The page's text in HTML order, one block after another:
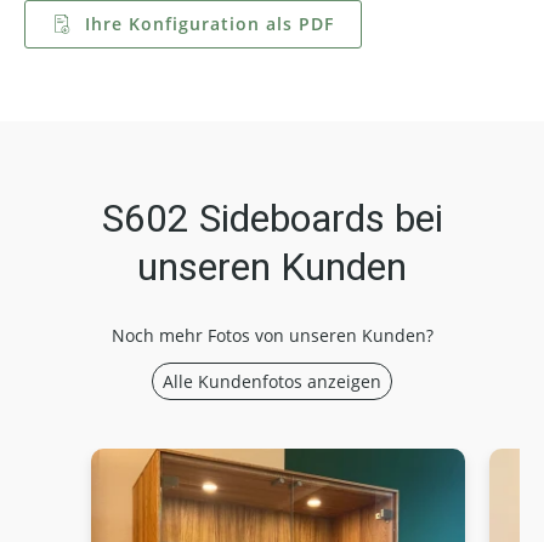
Ihre Konfiguration als PDF
S602 Sideboards bei
unseren Kunden
Noch mehr Fotos von unseren Kunden?
Alle Kundenfotos anzeigen